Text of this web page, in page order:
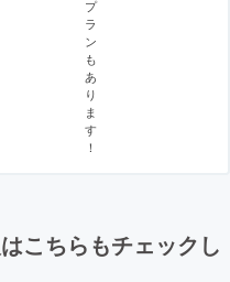
プ
ラ
ン
も
あ
り
ま
す
！
こちらもチェックし